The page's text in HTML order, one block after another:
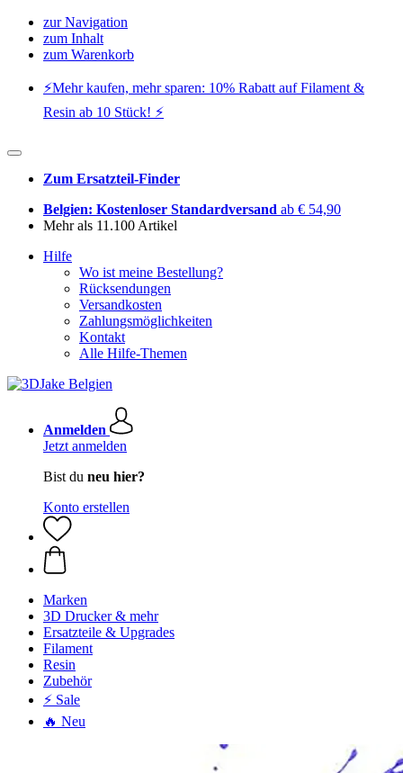
zur Navigation
zum Inhalt
zum Warenkorb
⚡️Mehr kaufen, mehr sparen: 10% Rabatt auf Filament &
Resin ab 10 Stück! ⚡️
Zum Ersatzteil-Finder
Belgien: Kostenloser Standardversand ab € 54,90
Mehr als 11.100 Artikel
Hilfe
Wo ist meine Bestellung?
Rücksendungen
Versandkosten
Zahlungsmöglichkeiten
Kontakt
Alle Hilfe-Themen
Anmelden
Jetzt anmelden
Bist du neu hier?
Konto erstellen
Marken
3D Drucker & mehr
Ersatzteile & Upgrades
Filament
Resin
Zubehör
⚡ Sale
🔥 Neu